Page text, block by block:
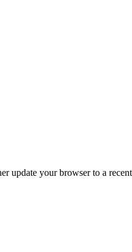
update your browser to a